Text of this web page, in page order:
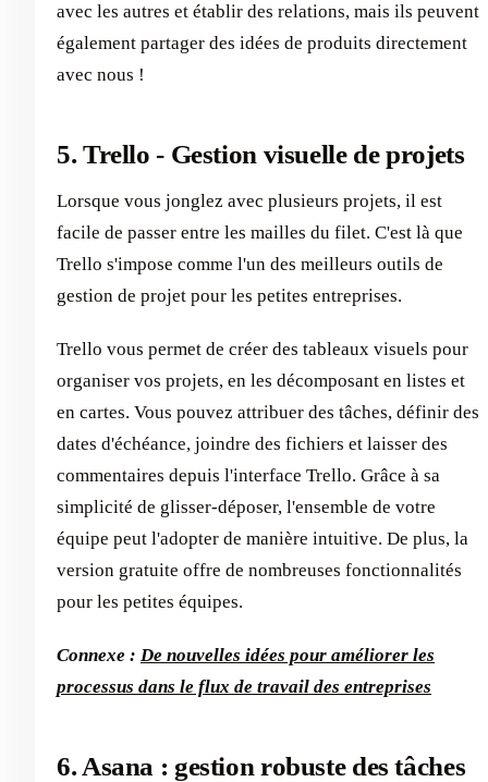
avec les autres et établir des relations, mais ils peuvent
également partager des idées de produits directement
avec nous !
5. Trello - Gestion visuelle de projets
Lorsque vous jonglez avec plusieurs projets, il est
facile de passer entre les mailles du filet. C'est là que
Trello s'impose comme l'un des meilleurs outils de
gestion de projet pour les petites entreprises.
Trello vous permet de créer des tableaux visuels pour
organiser vos projets, en les décomposant en listes et
en cartes. Vous pouvez attribuer des tâches, définir des
dates d'échéance, joindre des fichiers et laisser des
commentaires depuis l'interface Trello. Grâce à sa
simplicité de glisser-déposer, l'ensemble de votre
équipe peut l'adopter de manière intuitive. De plus, la
version gratuite offre de nombreuses fonctionnalités
pour les petites équipes.
Connexe : De nouvelles idées pour améliorer les
processus dans le flux de travail des entreprises
6. Asana : gestion robuste des tâches